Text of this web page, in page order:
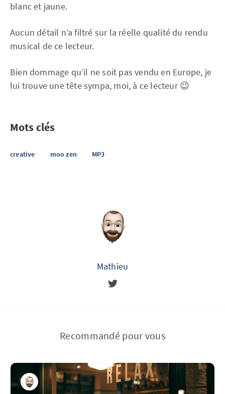
blanc et jaune.
Aucun détail n’a filtré sur la réelle qualité du rendu
musical de ce lecteur.
Bien dommage qu’il ne soit pas vendu en Europe, je
lui trouve une tête sympa, moi, à ce lecteur 😉
Mots clés
creative moo zen MP3
Mathieu
Recommandé pour vous